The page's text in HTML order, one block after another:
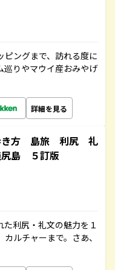
ングまで、訪れる度に
巡りやマウイ産おみやげ
詳細を見る
き方 島旅 利尻 礼
島 ５訂版
利尻・礼文の魅力を１
ルチャーまで。さあ、